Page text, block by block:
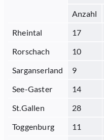
Anzahl
Rheintal
17
Rorschach
10
Sarganserland
9
See-Gaster
14
St.Gallen
28
Toggenburg
11